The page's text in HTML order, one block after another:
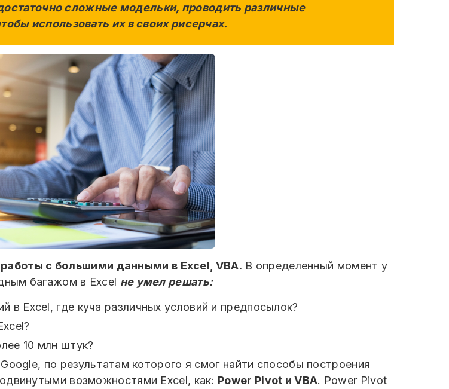
сложные модельки, проводить различные
использовать их в своих рисерчах.
с большими данными в Excel, VBA. В определенный момент у
багажом в Excel не умел решать:
в Excel, где куча различных условий и предпосылок?
10 млн штук?
по результатам которого я смог найти способы построения
возможностями Excel, как: Power Pivot и VBA. Power Pivot